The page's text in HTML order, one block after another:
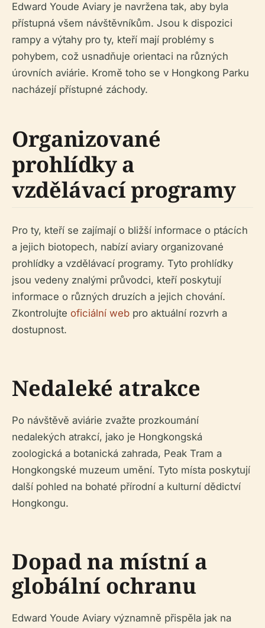
Edward Youde Aviary je navržena tak, aby byla
přístupná všem návštěvníkům. Jsou k dispozici
rampy a výtahy pro ty, kteří mají problémy s
pohybem, což usnadňuje orientaci na různých
úrovních aviárie. Kromě toho se v Hongkong Parku
nacházejí přístupné záchody.
Organizované
prohlídky a
vzdělávací programy
Pro ty, kteří se zajímají o bližší informace o ptácích
a jejich biotopech, nabízí aviary organizované
prohlídky a vzdělávací programy. Tyto prohlídky
jsou vedeny znalými průvodci, kteří poskytují
informace o různých druzích a jejich chování.
Zkontrolujte oficiální web pro aktuální rozvrh a
dostupnost.
Nedaleké atrakce
Po návštěvě aviárie zvažte prozkoumání
nedalekých atrakcí, jako je Hongkongská
zoologická a botanická zahrada, Peak Tram a
Hongkongské muzeum umění. Tyto místa poskytují
další pohled na bohaté přírodní a kulturní dědictví
Hongkongu.
Dopad na místní a
globální ochranu
Edward Youde Aviary významně přispěla jak na